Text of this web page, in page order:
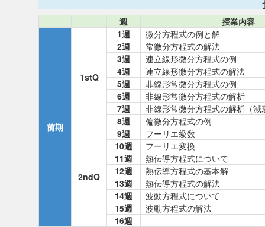
週 授業内容
前期
1stQ
1週
微分方程式の例と解
2週
常微分方程式の解法
3週
連立線形微分方程式の例
4週
連立線形微分方程式の解法
5週
非線形常微分方程式の例
6週
非線形常微分方程式の解析
7週
非線形常微分方程式の解析（減
8週
偏微分方程式の例
2ndQ
9週
フーリエ級数
10週
フーリエ変換
11週
熱伝導方程式について
12週
熱伝導方程式の基本解
13週
熱伝導方程式の解法
14週
波動方程式について
15週
波動方程式の解法
16週